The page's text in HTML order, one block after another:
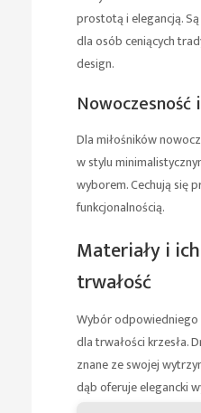
prostotą i elegancją.
dla osób ceniących
design.
Dla miłośników
w stylu
wyborem. Cechują się
funkcjonalnością.
Materiały i
trwałość
Wybór odpowiedniego
dla trwałości krzesła.
znane ze swojej
dąb oferuje elegancki